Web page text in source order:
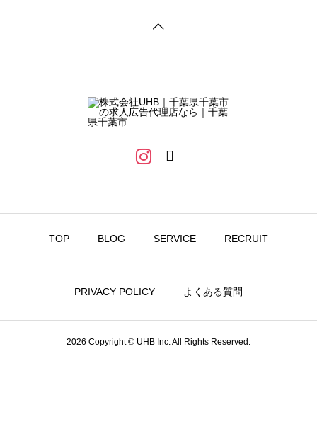
TOP BLOG SERVICE RECRUIT
PRIVACY POLICY よくある質問
2026 Copyright © UHB Inc. All Rights Reserved.